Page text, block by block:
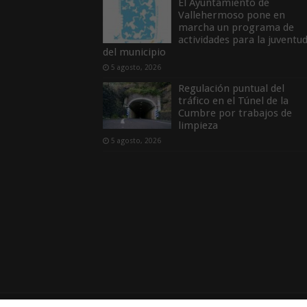
Vallehermoso pone en
marcha un programa de
actividades para la juventud
del municipio
5 agosto, 2026
Regulación puntual del
tráfico en el Túnel de la
Cumbre por trabajos de
limpieza
5 agosto, 2026